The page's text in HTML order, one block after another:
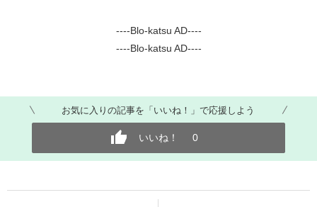
----Blo-katsu AD----
----Blo-katsu AD----
お気に入りの記事を「いいね！」で応援しよう
いいね！ 0